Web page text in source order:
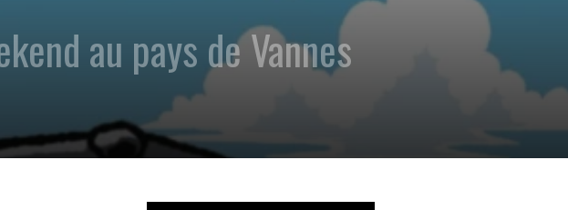
au pays de Vannes